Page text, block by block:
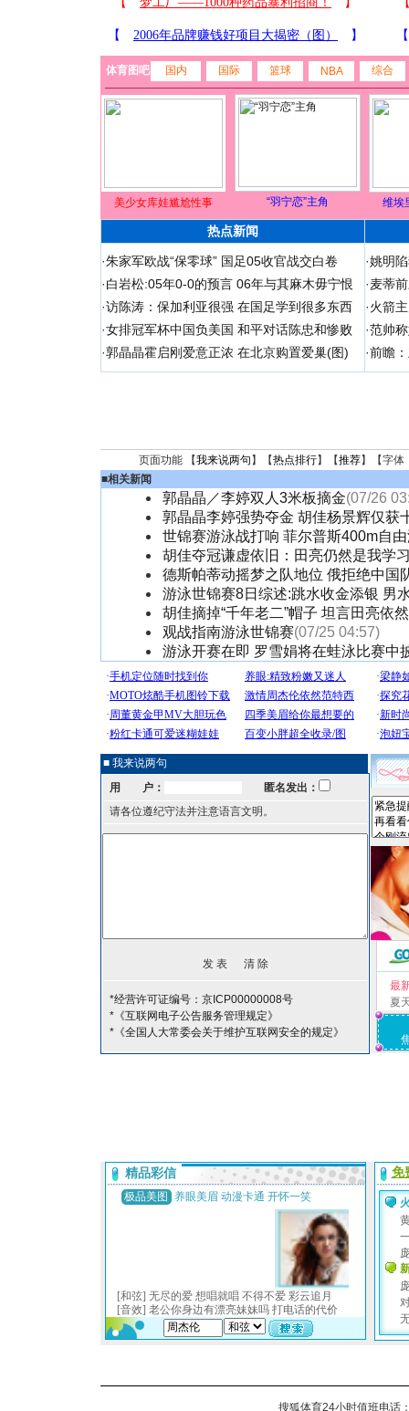
体育图吧 国内 国际 篮球 NBA 综合
美少女库娃尴尬性事 “羽宁恋”主角 维埃
热点新闻
·朱家军欧战“保零球” 国足05收官战交白卷
·白岩松:05年0-0的预言 06年与其麻木毋宁恨
·访陈涛：保加利亚很强 在国足学到很多东西
·女排冠军杯中国负美国 和平对话陈忠和惨败
·郭晶晶霍启刚爱意正浓 在北京购置爱巢(图)
·姚明
·麦蒂
·火箭
·范帅
·前瞻
页面功能 【我来说两句 】【热点排行】【推荐】【字体
■相关新闻
郭晶晶／李婷双人3米板摘金(07/26
郭晶晶李婷强势夺金 胡佳杨景辉仅获
世锦赛游泳战打响 菲尔普斯400m自
胡佳夺冠谦虚依旧：田亮仍然是我学
德斯帕蒂动摇梦之队地位 俄拒绝中国
游泳世锦赛8日综述:跳水收金添银 男
胡佳摘掉“千年老二”帽子 坦言田亮依
观战指南游泳世锦赛(07/25 04:57)
游泳开赛在即 罗雪娟将在蛙泳比赛中
■ 我来说两句
用 户：
匿名发出：
请各位遵纪守法并注意语言文明。
*经营许可证编号：京ICP00000008号
*《互联网电子公告服务管理规定》
*《全国人大常委会关于维护互联网安全的规定》
最
夏
搜狐体育24小时值班电话